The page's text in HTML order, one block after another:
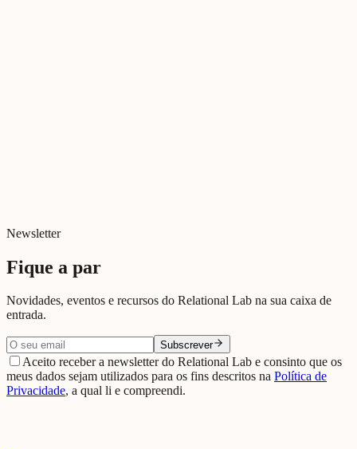
Newsletter
Fique a par
Novidades, eventos e recursos do Relational Lab na sua caixa de
entrada.
Subscrever
Aceito receber a newsletter do Relational Lab e consinto que os
meus dados sejam utilizados para os fins descritos na Política de
Privacidade, a qual li e compreendi.